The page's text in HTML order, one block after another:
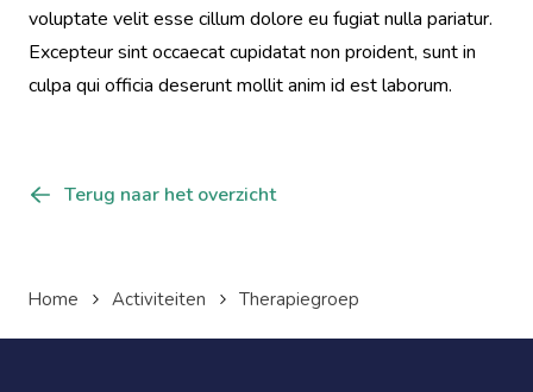
voluptate velit esse cillum dolore eu fugiat nulla pariatur.
Excepteur sint occaecat cupidatat non proident, sunt in
culpa qui officia deserunt mollit anim id est laborum.
Terug naar het overzicht
Home Activiteiten Therapiegroep